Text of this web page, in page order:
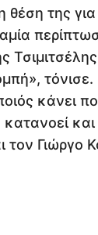
θέση της
τόνισε.
κάνει
και
τον Γιώργο